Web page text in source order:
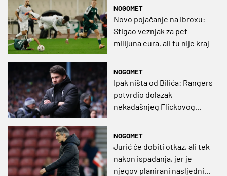
NOGOMET
Novo pojačanje na Ibroxu:
Stigao veznjak za pet
milijuna eura, ali tu nije kraj
NOGOMET
Ipak ništa od Bilića: Rangers
potvrdio dolazak
nekadašnjeg Flickovog
NOGOMET
Jurić će dobiti otkaz, ali tek
nakon ispadanja, jer je
njegov planirani nasljednik